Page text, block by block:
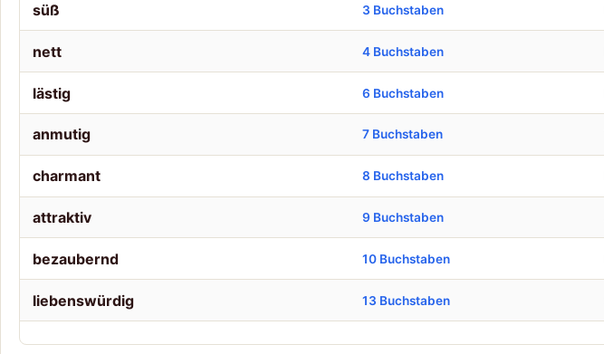
süß 3 Buchstaben
nett 4 Buchstaben
lästig 6 Buchstaben
anmutig 7 Buchstaben
charmant 8 Buchstaben
attraktiv 9 Buchstaben
bezaubernd 10 Buchstaben
liebenswürdig 13 Buchstaben